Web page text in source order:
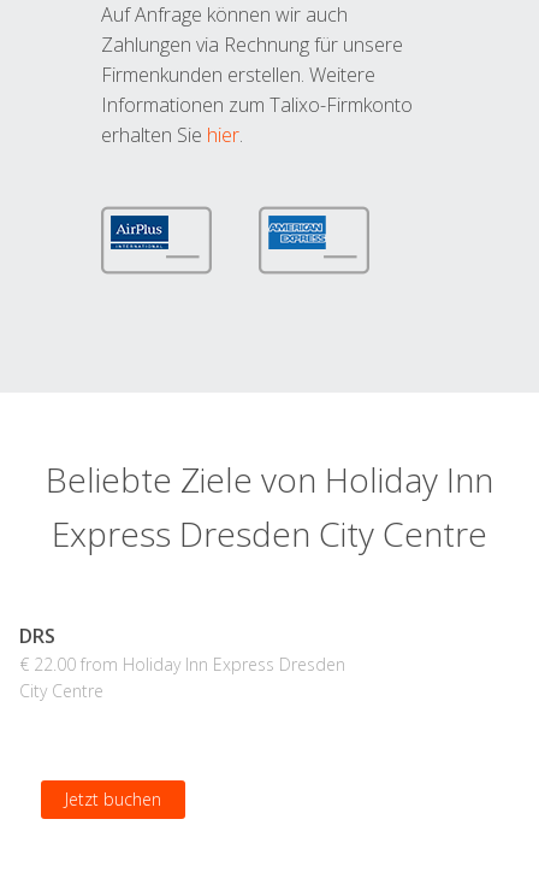
Auf Anfrage können wir auch
Zahlungen via Rechnung für unsere
Firmenkunden erstellen. Weitere
Informationen zum Talixo-Firmkonto
erhalten Sie hier.
Beliebte Ziele von Holiday Inn
Express Dresden City Centre
DRS
€ 22.00 from Holiday Inn Express Dresden
City Centre
Jetzt buchen